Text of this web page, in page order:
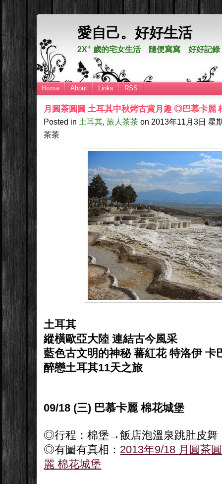
愛自己。好好生活
2X+ 歲的宅女生活 隨便寫寫 好好記錄
Home About Links RSS
月圓茶圓圓 土耳其中秋烤古賞月趣 ◎巴慕卡麗
Posted in 土耳其,旅人茶茶 on 2013年11月3日星
茶茶
土耳其
縱橫歐亞大陸 連結古今風采
藍色古文明的神秘 蕃紅花 特洛伊 卡
醉戀土耳其11天之旅
09/18 (三) 巴慕卡麗 棉花城堡
◎行程：棉堡→飯店泡溫泉跳肚皮舞
◎有圖有真相： 2013年9/18 月圓茶
麗 棉花城堡